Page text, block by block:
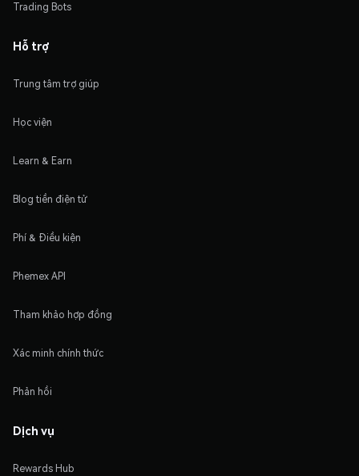
Trading Bots
Hỗ trợ
Trung tâm trợ giúp
Học viện
Learn & Earn
Blog tiền điện tử
Phí & Điều kiện
Phemex API
Tham khảo hợp đồng
Xác minh chính thức
Phản hồi
Dịch vụ
Rewards Hub